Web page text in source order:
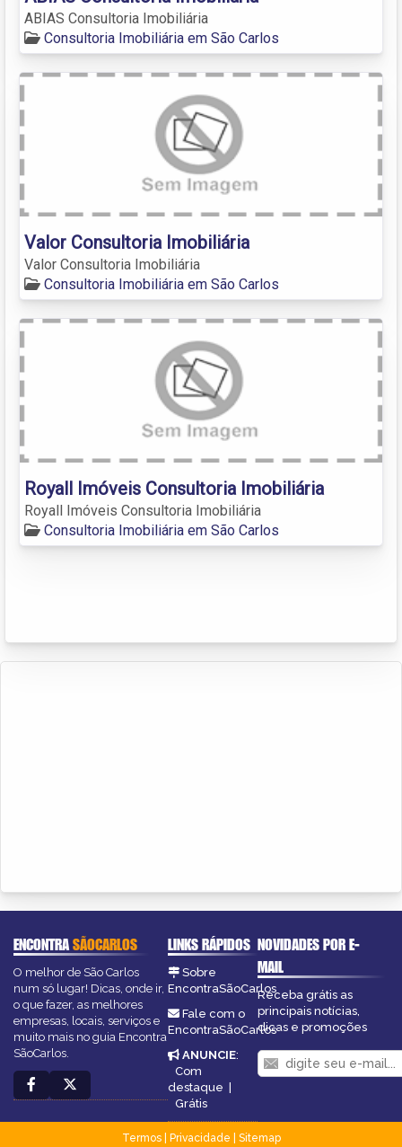
ABIAS Consultoria Imobiliária
Consultoria Imobiliária em São Carlos
Valor Consultoria Imobiliária
Valor Consultoria Imobiliária
Consultoria Imobiliária em São Carlos
Royall Imóveis Consultoria Imobiliária
Royall Imóveis Consultoria Imobiliária
Consultoria Imobiliária em São Carlos
ENCONTRASÃOCARLOS
O melhor de São Carlos
num só lugar! Dicas, onde ir,
o que fazer, as melhores
empresas, locais, serviços e
muito mais no guia Encontra
SãoCarlos.
LINKS RÁPIDOS
Sobre
EncontraSãoCarlos
Fale com o
EncontraSãoCarlos
ANUNCIE:
Com
destaque |
Grátis
NOVIDADES POR E-
MAIL
Receba grátis as
principais notícias,
dicas e promoções
Termos| Privacidade
Sitemap